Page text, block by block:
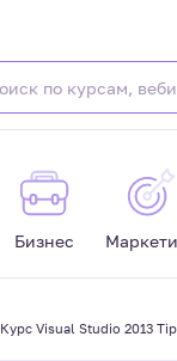
Бизнес
Курс Visual Studio 2013